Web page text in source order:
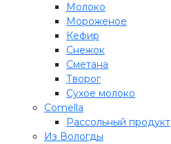
Молоко
Мороженое
Кефир
Снежок
Сметана
Творог
Сухое молоко
Comеlla
Рассольный продукт
Из Вологды